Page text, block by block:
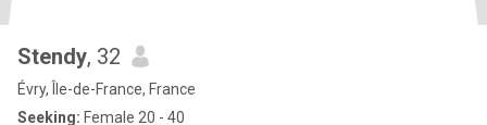
Stendy, 32
Évry, Île-de-France, France
Seeking: Female 20 - 40